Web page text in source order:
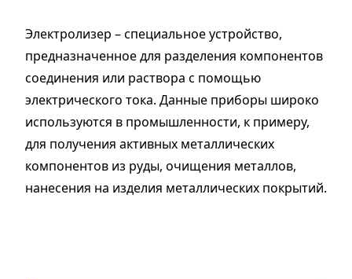
Электролизер – специальное устройство,
предназначенное для разделения компонентов
соединения или раствора с помощью
электрического тока. Данные приборы широко
используются в промышленности, к примеру,
для получения активных металлических
компонентов из руды, очищения металлов,
нанесения на изделия металлических покрытий.